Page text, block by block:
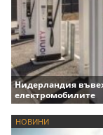
Нидерландия
електромобилите
НОВИНИ